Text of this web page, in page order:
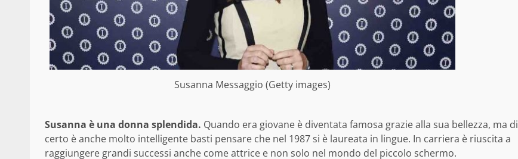
Susanna Messaggio (Getty images)
Susanna è una donna splendida. Quando era giovane è diventata famosa grazie alla sua bellezza, ma di
certo è anche molto intelligente basti pensare che nel 1987 si è laureata in lingue. In carriera è riuscita a
raggiungere grandi successi anche come attrice e non solo nel mondo del piccolo schermo.